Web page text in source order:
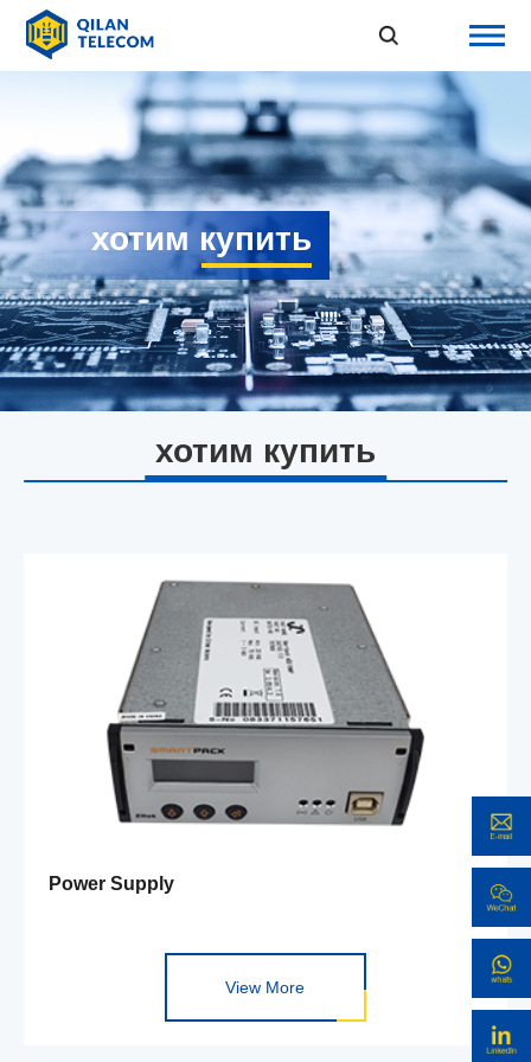
хотим купить
хотим купить
Power Supply
View More